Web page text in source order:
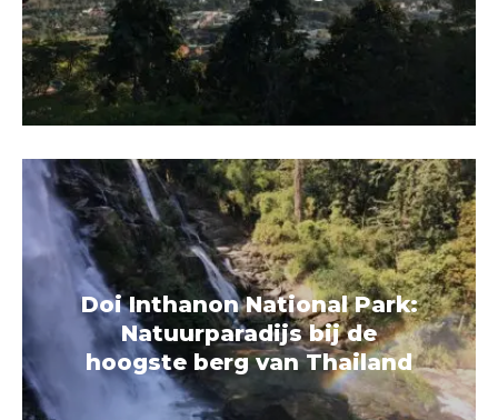
Doi Inthanon National Park:
Natuurparadijs bij de
hoogste berg van Thailand